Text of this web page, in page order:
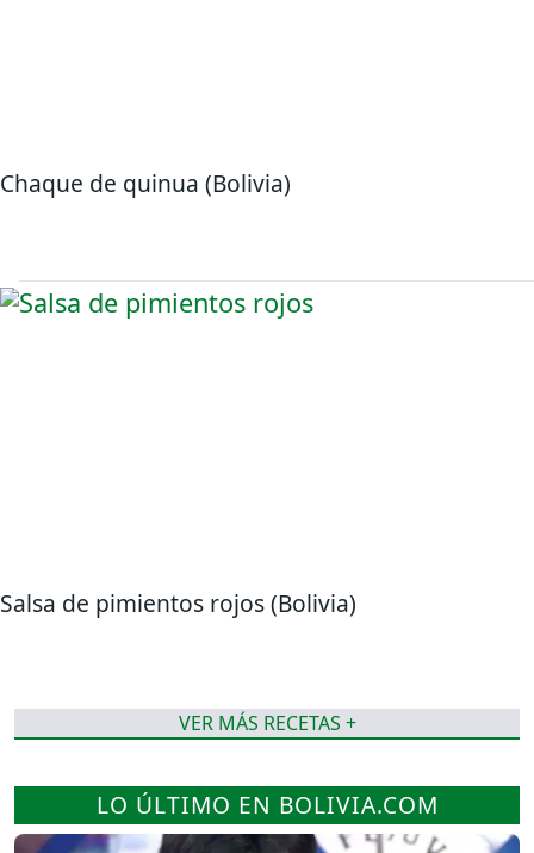
Chaque de quinua (Bolivia)
Salsa de pimientos rojos (Bolivia)
VER MÁS RECETAS +
LO ÚLTIMO EN BOLIVIA.COM